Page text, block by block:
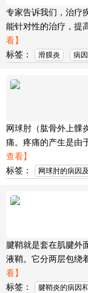
专家告诉我们，治疗
能针对性的治疗，提
看】
标签：
滑膜炎 病因
网球肘（肱骨外上髁
痛。疼痛的产生是由
查看】
标签：
网球肘的病因
腱鞘就是套在肌腱外
液鞘。它分两层包绕
看】
标签：
腱鞘炎的病因